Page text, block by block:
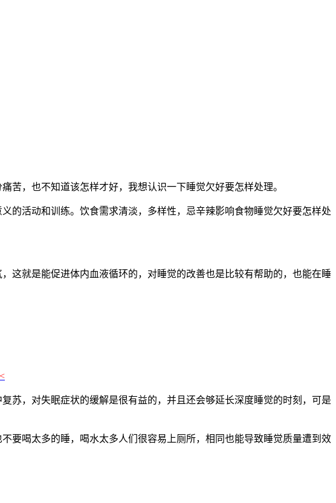
苦，也不知道该怎样才好，我想认识一下睡觉欠好要怎样处理。
活动和训练。饮食需求清淡，多样性，忌辛辣影响食物睡觉欠好要怎样处
就是能促进体内血液循环的，对睡觉的改善也是比较有帮助的，也能在睡
，对失眠症状的缓解是很有益的，并且还会够延长深度睡觉的时刻，可是
喝太多的睡，喝水太多人们很容易上厕所，相同也能导致睡觉质量遭到效